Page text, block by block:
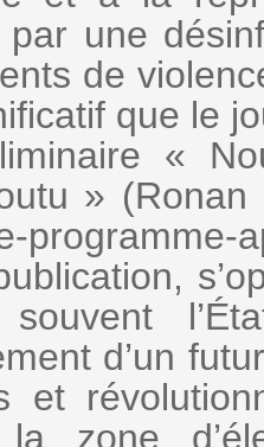
par une
de
que le
«
»
d’un
et
la zone